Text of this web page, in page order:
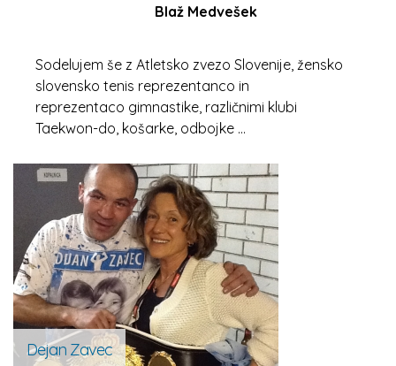
Blaž Medvešek
Sodelujem še z Atletsko zvezo Slovenije, žensko
slovensko tenis reprezentanco in
reprezentaco gimnastike, različnimi klubi
Taekwon-do, košarke, odbojke …
Dejan Zavec